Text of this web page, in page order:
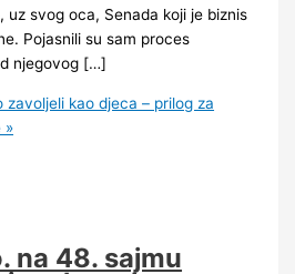
uz svog oca, Senada koji je biznis
Pojasnili su sam proces
njegovog […]
zavoljeli kao djeca – prilog za
»
na 48. sajmu